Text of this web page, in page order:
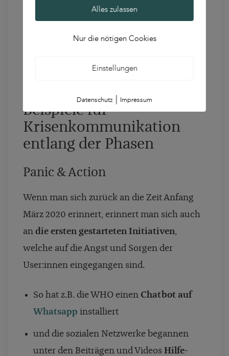
Marketing sollte daher als Unternehmen
Search Terms, Keywords und Themen
Beispiele für
Krisenkommunikation
entlang der Phasen
Panic & Action
Wenn man sich zurück an die Zeit Anfang
März 2020 erinnert, erinnert man sich auch
an die ersten gestarteten Initiativen,
welche auf die Angst und Sorgen der
User:innen eingegangen sind.
So hat z.B. die WHO einen Chatbot auf
Whatsapp installiert
und die sozialen Netzwerke begannen
unter den Beiträgen und Videos Hilfe-
Alles zulassen
Nur die nötigen Cookies
Einstellungen
Datenschutz| Impressum